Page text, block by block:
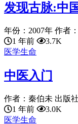
发现古脉:中
年份：2007年 作者
1 年前
3.7K
医学生命
中医入门
作者：秦伯未 出版
1 年前
3.0K
医学生命